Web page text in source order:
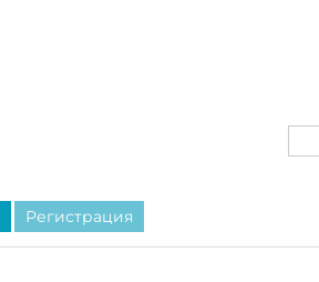
Регистрация